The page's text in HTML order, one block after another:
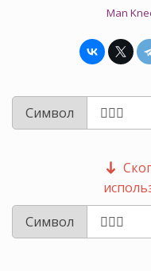
Man
Символ
Символ